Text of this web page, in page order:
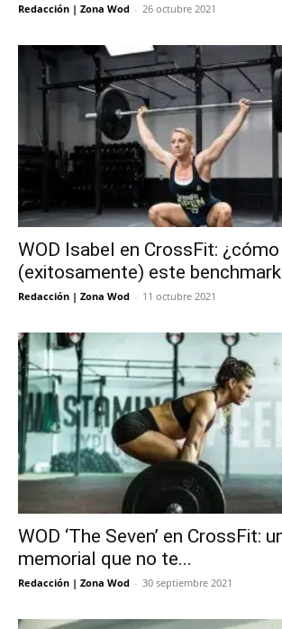
Redacción | Zona Wod - 26 octubre 2021
WOD Isabel en CrossFit:
(exitosamente) este
Redacción | Zona Wod - 11 octubre 2021
WOD ‘The Seven’ en CrossFit:
memorial que no te...
Redacción | Zona Wod - 30 septiembre 2021